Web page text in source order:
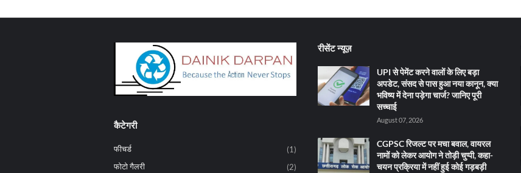
कैटेगरी
फीचर्ड
(1)
फोटो गैलरी
(2)
रीसेंट न्यूज़
UPI से पेमेंट करने वालों के लिए बड़ा
अपडेट, संसद से पास हुआ नया कानून, क्या
भविष्य में देना पड़ेगा चार्ज? जानिए पूरी
सच्चाई
August 07, 2026
CGPSC रिजल्ट पर मचा बवाल, वायरल
नामों को लेकर आयोग ने तोड़ी चुप्पी, कहा-
चयन प्रक्रिया में नहीं हुई कोई गड़बड़ी